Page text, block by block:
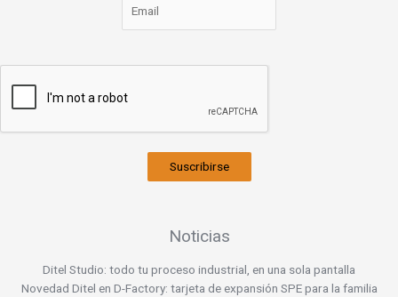
Suscribirse
Noticias
Ditel Studio: todo tu proceso industrial, en una sola pantalla
Novedad Ditel en D-Factory: tarjeta de expansión SPE para la familia